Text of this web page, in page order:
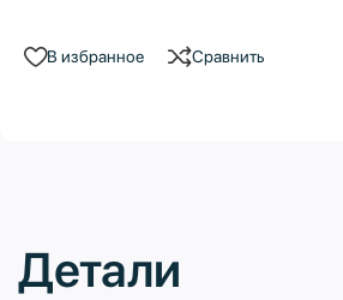
В избранное Сравнить
Детали